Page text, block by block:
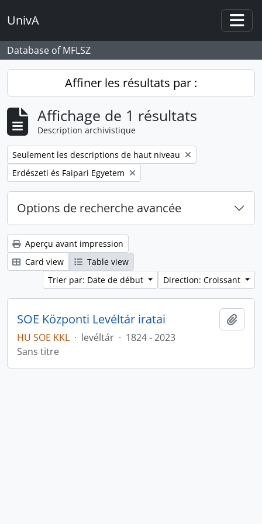
UnivA
Database of MFLSZ
Affiner les résultats par :
Affichage de 1 résultats
Description archivistique
Remove filter:
Seulement les descriptions de haut niveau
Remove filter:
Erdészeti és Faipari Egyetem
Options de recherche avancée
Aperçu avant impression
Card view
Table view
Trier par: Date de début
Direction: Croissant
SOE Központi Levéltár iratai
HU SOE KKL · levéltár · 1824 - 2023
Sans titre